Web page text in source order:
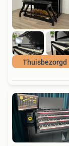
Thuisbezorgd